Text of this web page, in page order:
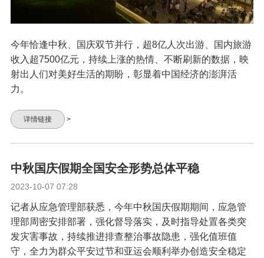
今年恰逢中秋、国庆双节并行，超8亿人次出游、国内旅游
收入超7500亿元，持续上涨的热情、不断刷新的数据，映
射出人们对美好生活的期盼，彰显着中国经济的澎湃活
力。
详情链接 >
中秋国庆假期全国安全形势总体平稳
2023-10-07 07:28
记者从应急管理部获悉，今年中秋国庆假期期间，应急管
理部周密安排部署，强化督导落实，及时指导处置各类突
发灾害事故，持续推进排查整治事故隐患，强化值班值
守，全力为群众平安过节和亚运会顺利举办创造安全稳定